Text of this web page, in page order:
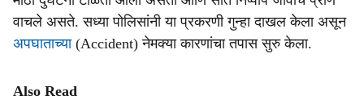
वाचले असते. सध्या पोलिसांनी या प्रकरणी गुन्हा दाखल केला असून
अपघाताच्या(Accident) नेमक्या कारणांचा तपास सुरु केला.
Also Read